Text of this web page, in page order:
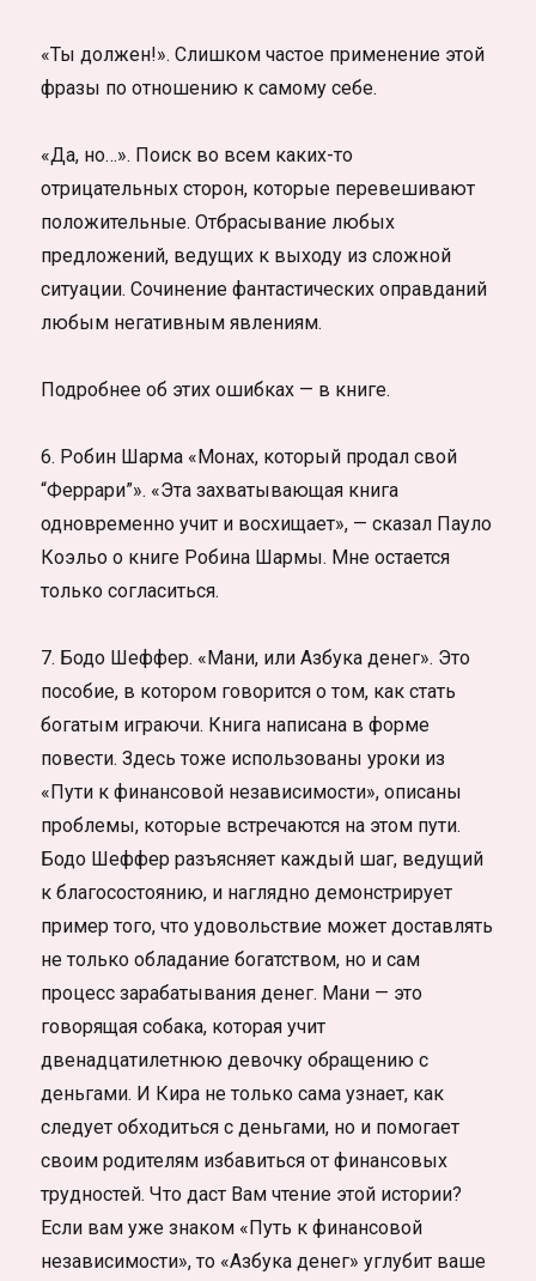
«Ты должен!». Слишком частое применение этой
фразы по отношению к самому себе.
«Да, но…». Поиск во всем каких-то
отрицательных сторон, которые перевешивают
положительные. Отбрасывание любых
предложений, ведущих к выходу из сложной
ситуации. Сочинение фантастических оправданий
любым негативным явлениям.
Подробнее об этих ошибках — в книге.
6. Робин Шарма «Монах, который продал свой
“Феррари”». «Эта захватывающая книга
одновременно учит и восхищает», — сказал Пауло
Коэльо о книге Робина Шармы. Мне остается
только согласиться.
7. Бодо Шеффер. «Мани, или Азбука денег». Это
пособие, в котором говорится о том, как стать
богатым играючи. Книга написана в форме
повести. Здесь тоже использованы уроки из
«Пути к финансовой независимости», описаны
проблемы, которые встречаются на этом пути.
Бодо Шеффер разъясняет каждый шаг, ведущий
к благосостоянию, и наглядно демонстрирует
пример того, что удовольствие может доставлять
не только обладание богатством, но и сам
процесс зарабатывания денег. Мани — это
говорящая собака, которая учит
двенадцатилетнюю девочку обращению с
деньгами. И Кира не только сама узнает, как
следует обходиться с деньгами, но и помогает
своим родителям избавиться от финансовых
трудностей. Что даст Вам чтение этой истории?
Если вам уже знаком «Путь к финансовой
независимости», то «Азбука денег» углубит ваше